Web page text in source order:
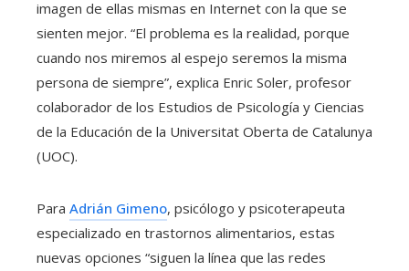
imagen de ellas mismas en Internet con la que se
sienten mejor. “El problema es la realidad, porque
cuando nos miremos al espejo seremos la misma
persona de siempre”, explica Enric Soler, profesor
colaborador de los Estudios de Psicología y Ciencias
de la Educación de la Universitat Oberta de Catalunya
(UOC).
Para Adrián Gimeno, psicólogo y psicoterapeuta
especializado en trastornos alimentarios, estas
nuevas opciones “siguen la línea que las redes